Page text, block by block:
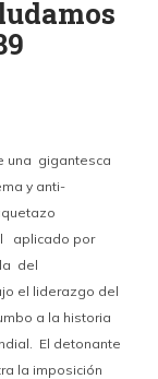
una gigantesca
y anti-
aplicado por
del
el liderazgo del
a la historia
El detonante
la imposición